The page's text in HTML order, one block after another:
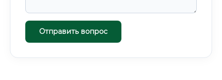
Отправить вопрос